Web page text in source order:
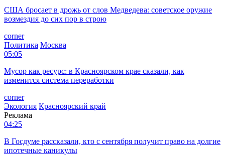
США бросает в дрожь от слов Медведева: советское оружие
возмездия до сих пор в строю
corner
Политика Москва
05:05
Мусор как ресурс: в Красноярском крае сказали, как
изменится система переработки
corner
Экология Красноярский край
Реклама
04:25
В Госдуме рассказали, кто с сентября получит право на долгие
ипотечные каникулы